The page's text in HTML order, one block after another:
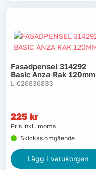
Fasadpensel 314292
Basic Anza Rak 120mm
L-026836833
225 kr
Pris inkl. moms
Skickas omgående
Lägg i varukorgen